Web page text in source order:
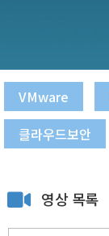
VMware
클라우드보안
영상 목록